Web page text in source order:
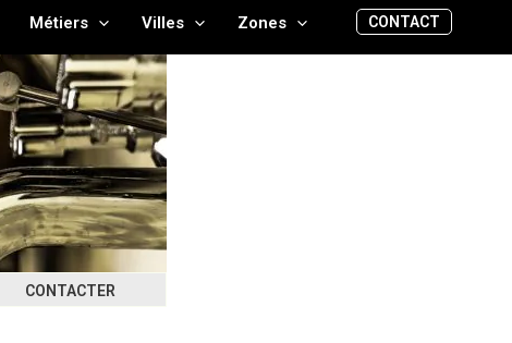
Métiers Villes Zones CONTACT
CONTACTER